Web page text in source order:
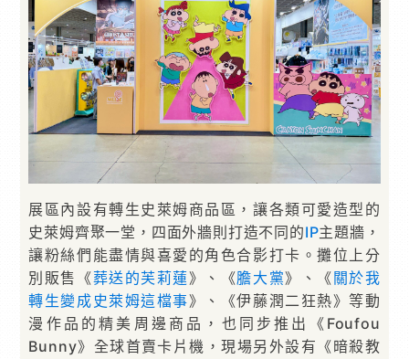
展區內設有轉生史萊姆商品區，讓各類可愛造型的
史萊姆齊聚一堂，四面外牆則打造不同的IP主題牆，
讓粉絲們能盡情與喜愛的角色合影打卡。攤位上分
別販售《葬送的芙莉蓮》、《膽大黨》、《 關於我
轉生變成史萊姆這檔事》、《伊藤潤二狂熱》等動
漫作品的精美周邊商品，也同步推出《Foufou
Bunny》全球首賣卡片機，現場另外設有《暗殺教